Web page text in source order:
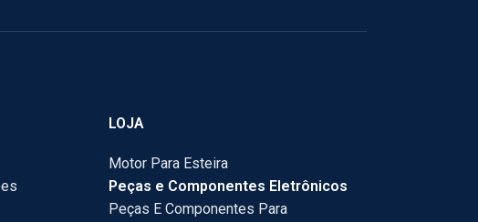
LOJA
Motor Para Esteira
Peças e Componentes Eletrônicos
Peças E Componentes Para